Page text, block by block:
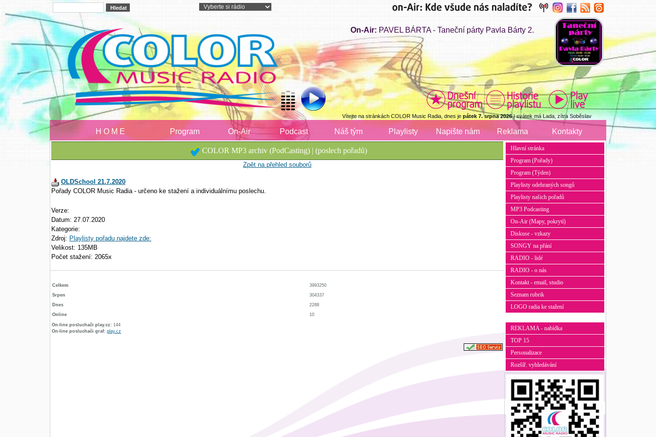
On-Air: PAVEL BÁRTA - Taneční párty Pavla Bárty 2.
Vítejte na stránkách COLOR Music Radia, dnes je pátek 7. srpna 2026| svátek má Lada, zítra Soběslav
H O M E Program On-Air Podcast Náš tým Playlisty Napište nám Reklama Kontakty
COLOR MP3 archiv (PodCasting) | (poslech pořadů)
Zpět na přehled souborů
OLDSchool 21.7.2020
Pořady COLOR Music Radia - určeno ke stažení a individuálnímu poslechu.
Verze:
Datum: 27.07.2020
Kategorie:
Zdroj: Playlisty pořadu najdete zde:
Velikost: 135MB
Počet stažení: 2065x
Celkem
3993250
Srpen
304337
Dnes
2288
Online
10
On-line posluchači play.cz: 144
On-line posluchači graf: play.cz
Hlavní stránka
Program (Pořady)
Program (Týden)
Playlisty odehraných songů
Playlisty našich pořadů
MP3 Podcasting
On-Air (Mapy, pokrytí)
Diskuse - vzkazy
SONGY na přání
RADIO - lidé
RADIO - o nás
Kontakt - email, studio
Seznam rubrik
LOGO radia ke stažení
REKLAMA - nabídka
TOP 15
Personalizace
Rozšíř. vyhledávání